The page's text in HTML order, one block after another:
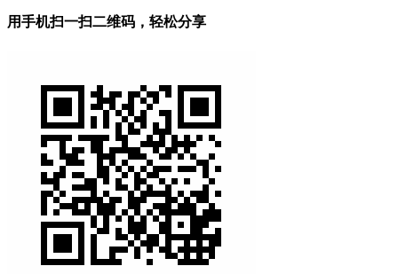
用手机扫一扫二维码，轻松分享